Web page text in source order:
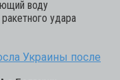
воду
удара
Украины после